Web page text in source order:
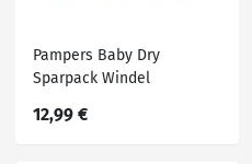
Pampers Baby Dry
Sparpack Windel
12,99 €